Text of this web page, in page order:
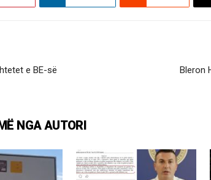
e BE-së
Bleron
NGA AUTORI